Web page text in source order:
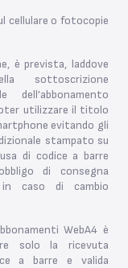
cellulare o fotocopie
è prevista, laddove
sottoscrizione
dell’abbonamento
utilizzare il titolo
evitando gli
stampato su
di codice a barre
di consegna
in caso di cambio
WebA4 è
solo la ricevuta
a barre e valida